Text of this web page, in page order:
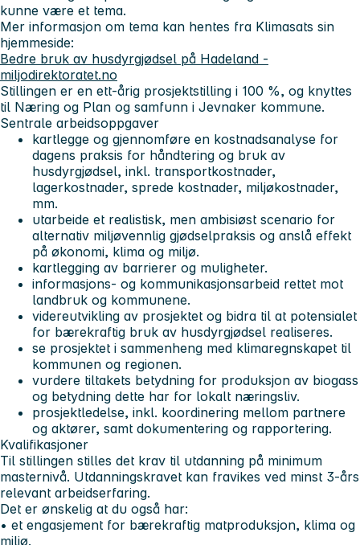
kunne være et tema.
Mer informasjon om tema kan hentes fra Klimasats sin
hjemmeside:
Bedre bruk av husdyrgjødsel på Hadeland -
miljodirektoratet.no
Stillingen er en ett-årig prosjektstilling i 100 %, og knyttes
til Næring og Plan og samfunn i Jevnaker kommune.
Sentrale arbeidsoppgaver
kartlegge og gjennomføre en kostnadsanalyse for
dagens praksis for håndtering og bruk av
husdyrgjødsel, inkl. transportkostnader,
lagerkostnader, sprede kostnader, miljøkostnader,
mm.
utarbeide et realistisk, men ambisiøst scenario for
alternativ miljøvennlig gjødselpraksis og anslå effekt
på økonomi, klima og miljø.
kartlegging av barrierer og muligheter.
informasjons- og kommunikasjonsarbeid rettet mot
landbruk og kommunene.
videreutvikling av prosjektet og bidra til at potensialet
for bærekraftig bruk av husdyrgjødsel realiseres.
se prosjektet i sammenheng med klimaregnskapet til
kommunen og regionen.
vurdere tiltakets betydning for produksjon av biogass
og betydning dette har for lokalt næringsliv.
prosjektledelse, inkl. koordinering mellom partnere
og aktører, samt dokumentering og rapportering.
Kvalifikasjoner
Til stillingen stilles det krav til utdanning på minimum
masternivå. Utdanningskravet kan fravikes ved minst 3-års
relevant arbeidserfaring.
Det er ønskelig at du også har:
• et engasjement for bærekraftig matproduksjon, klima og
miljø.